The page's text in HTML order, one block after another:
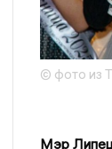
© фото из
Мэр